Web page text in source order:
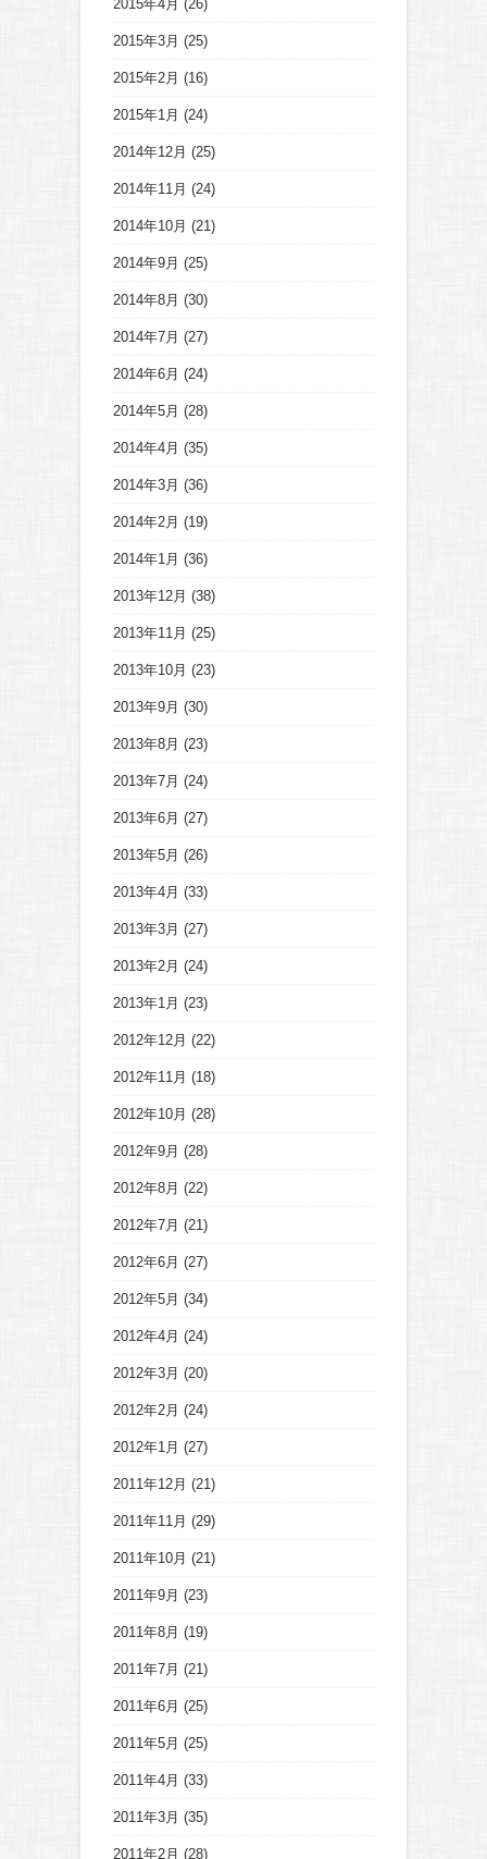
2015年4月 (26)
2015年3月 (25)
2015年2月 (16)
2015年1月 (24)
2014年12月 (25)
2014年11月 (24)
2014年10月 (21)
2014年9月 (25)
2014年8月 (30)
2014年7月 (27)
2014年6月 (24)
2014年5月 (28)
2014年4月 (35)
2014年3月 (36)
2014年2月 (19)
2014年1月 (36)
2013年12月 (38)
2013年11月 (25)
2013年10月 (23)
2013年9月 (30)
2013年8月 (23)
2013年7月 (24)
2013年6月 (27)
2013年5月 (26)
2013年4月 (33)
2013年3月 (27)
2013年2月 (24)
2013年1月 (23)
2012年12月 (22)
2012年11月 (18)
2012年10月 (28)
2012年9月 (28)
2012年8月 (22)
2012年7月 (21)
2012年6月 (27)
2012年5月 (34)
2012年4月 (24)
2012年3月 (20)
2012年2月 (24)
2012年1月 (27)
2011年12月 (21)
2011年11月 (29)
2011年10月 (21)
2011年9月 (23)
2011年8月 (19)
2011年7月 (21)
2011年6月 (25)
2011年5月 (25)
2011年4月 (33)
2011年3月 (35)
2011年2月 (28)